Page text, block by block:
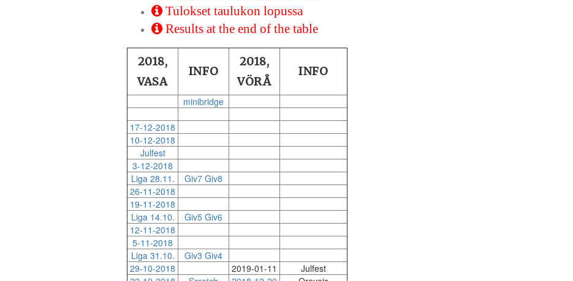
Tulokset taulukon lopussa
Results at the end of the table
2018,
VASA
INFO
2018,
VÖRÅ
INFO
minibridge
17-12-2018
10-12-2018
Julfest
3-12-2018
Liga 28.11.
Giv7 Giv8
26-11-2018
19-11-2018
Liga 14.10.
Giv5 Giv6
12-11-2018
5-11-2018
Liga 31.10.
Giv3 Giv4
29-10-2018
2019-01-11
Julfest